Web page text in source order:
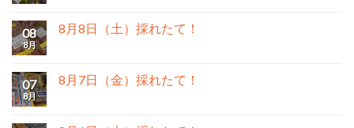
08
8月
8月8日（土）採れたて！
07
8月
8月7日（金）採れたて！